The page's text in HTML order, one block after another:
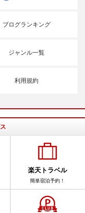
ブログランキング
ジャンル一覧
利用規約
楽天トラベル
簡単宿泊予約！